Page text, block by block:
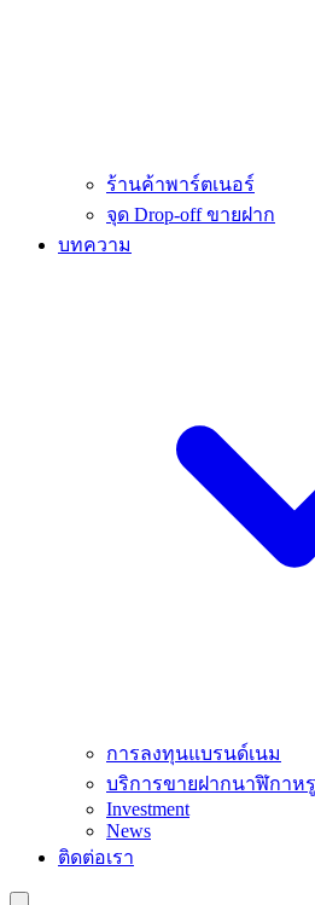
ร้านค้าพาร์ตเนอร์
จุด Drop-off ขายฝาก
บทความ
การลงทุนแบรนด์เนม
บริการขายฝากนาฬิกาหรู
Investment
News
ติดต่อเรา